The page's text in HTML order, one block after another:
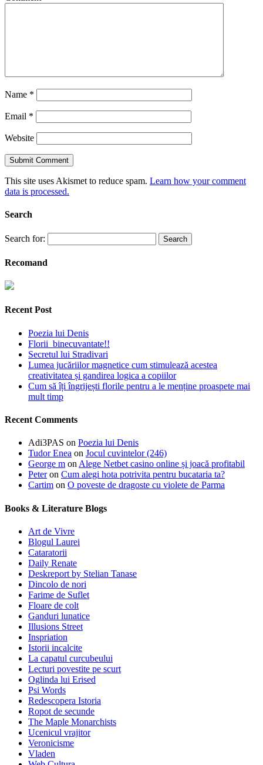
Name *
Email *
Website
This site uses Akismet to reduce spam. Learn how your comment
data is processed.
Search
Search for:
Recomand
Recent Post
Poezia lui Denis
Florii binecuvantate!!
Secretul lui Stradivari
Lumea jucăriilor magnetice cum stimulează acestea
creativitatea și gandirea logica a copiilor
Cum să îți îngrijești florile pentru a le menține proaspete mai
mult timp
Recent Comments
Adi3PAS on Poezia lui Denis
Tudor Enea on Jocul cuvintelor (246)
George m on Alege Netbet casino online și joacă profitabil
Peteron Cum alegi hota potrivita pentru bucataria ta?
Cartim on O poveste de dragoste cu violete de Parma
Books & Literature Blogs
Art de Vivre
Blogul Laurei
Cataratorii
Daily Renate
Deskreport by Stelian Tanase
Dincolo de nori
Farime de Suflet
Floare de colt
Ganduri lunatice
Illusions Street
Inspriation
Istorii incalcite
La capatul curcubeului
Lecturi povestite pe scurt
Oglinda lui Erised
Psi Words
Redescopera Istoria
Ropot de secunde
The Maple Monarchists
Ucenicul vrajitor
Veronicisme
Vladen